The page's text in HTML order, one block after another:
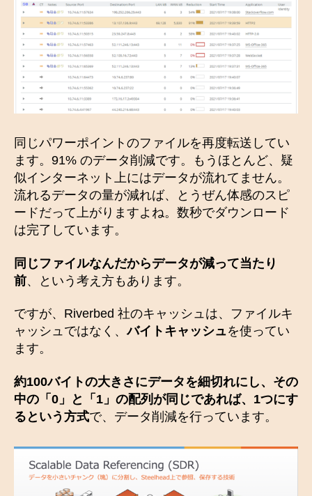
同じパワーポイントのファイルを再度転送してい
ます。91% のデータ削減です。もうほとんど、疑
似インターネット上にはデータが流れてません。
流れるデータの量が減れば、とうぜん体感のスピ
ードだって上がりますよね。数秒でダウンロード
は完了しています。
同じファイルなんだからデータが減って当たり
前、という考え方もあります。
ですが、Riverbed 社のキャッシュは、ファイルキ
ャッシュではなく、バイトキャッシュを使ってい
ます。
約100バイトの大きさにデータを細切れにし、その
中の「0」と「1」の配列が同じであれば、1つにす
るという方式で、データ削減を行っています。